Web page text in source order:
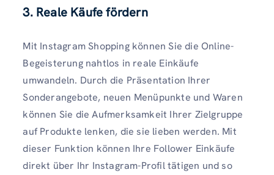
3. Reale Käufe fördern
Mit Instagram Shopping können Sie die Online-
Begeisterung nahtlos in reale Einkäufe
umwandeln. Durch die Präsentation Ihrer
Sonderangebote, neuen Menüpunkte und Waren
können Sie die Aufmerksamkeit Ihrer Zielgruppe
auf Produkte lenken, die sie lieben werden. Mit
dieser Funktion können Ihre Follower Einkäufe
direkt über Ihr Instagram-Profil tätigen und so